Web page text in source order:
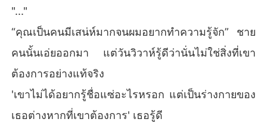
"..."
“คุณเป็นคนมีเสน่ห์มากจนผมอยากทำความรู้จัก” ชาย
คนนั้นเอ่ยออกมา แต่วันวิวาห์รู้ดีว่านั่นไม่ใช่สิ่งที่เขา
ต้องการอย่างแท้จริง
'เขาไม่ได้อยากรู้ชื่อแซ่อะไรหรอก แต่เป็นร่างกายของ
เธอต่างหากที่เขาต้องการ' เธอรู้ดี